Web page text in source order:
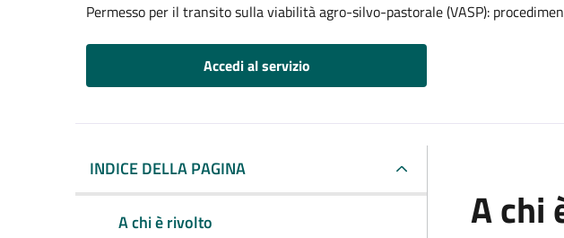
Permesso per il transito sulla viabilità agro-silvo-pastorale (VASP):
Accedi al servizio
INDICE DELLA PAGINA
A chi è rivolto
A chi